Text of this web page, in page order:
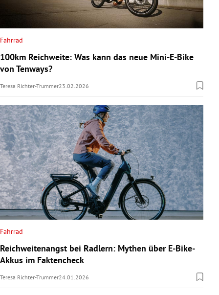
Fahrrad
100km Reichweite: Was kann das neue Mini-E-Bike
von Tenways?
Teresa Richter-Trummer23.02.2026
Fahrrad
Reichweitenangst bei Radlern: Mythen über E-Bike-
Akkus im Faktencheck
Teresa Richter-Trummer24.01.2026